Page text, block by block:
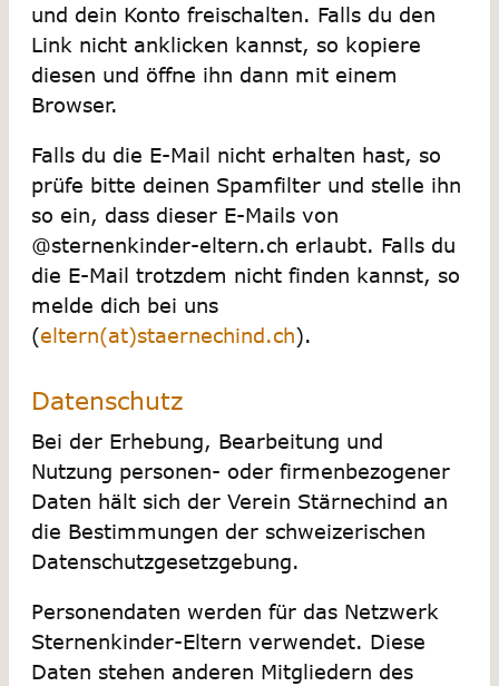
und dein Konto freischalten. Falls du den
Link nicht anklicken kannst, so kopiere
diesen und öffne ihn dann mit einem
Browser.
Falls du die E-Mail nicht erhalten hast, so
prüfe bitte deinen Spamfilter und stelle ihn
so ein, dass dieser E-Mails von
@sternenkinder-eltern.ch erlaubt. Falls du
die E-Mail trotzdem nicht finden kannst, so
melde dich bei uns
(eltern(at)staernechind.ch).
Datenschutz
Bei der Erhebung, Bearbeitung und
Nutzung personen- oder firmenbezogener
Daten hält sich der Verein Stärnechind an
die Bestimmungen der schweizerischen
Datenschutzgesetzgebung.
Personendaten werden für das Netzwerk
Sternenkinder-Eltern verwendet. Diese
Daten stehen anderen Mitgliedern des